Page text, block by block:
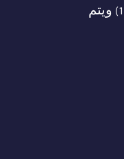
إن توزيع المنتخبات في مرحلة المجموعات لكأس العالم قطر 2022 يعتمد على أساس التقسيم الجغرافي. تحجز أوروبا معظم الأماكن (13) ويتم